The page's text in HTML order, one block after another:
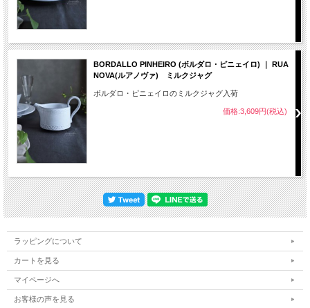
BORDALLO PINHEIRO (ボルダロ・ピニェイロ) ｜ RUA
NOVA(ルアノヴァ) ミルクジャグ
ボルダロ・ピニェイロのミルクジャグ入荷
価格:3,609円(税込)
ラッピングについて
カートを見る
マイページへ
お客様の声を見る